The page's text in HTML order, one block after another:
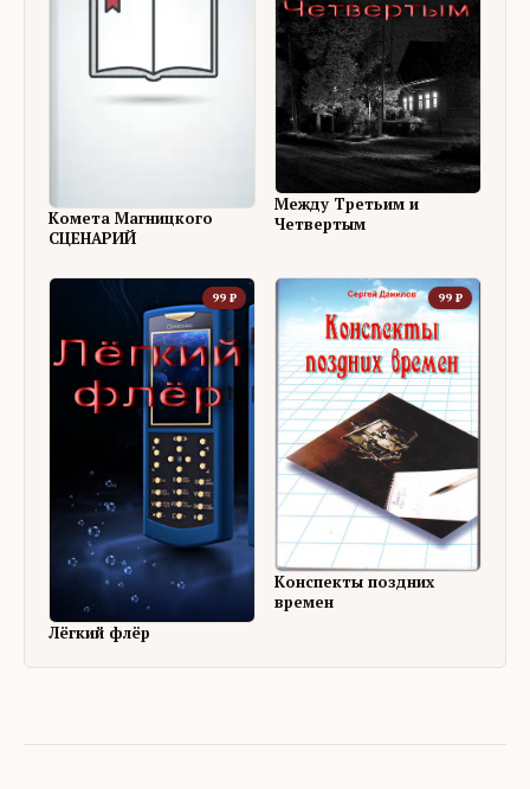
Комета Магницкого
СЦЕНАРИЙ
Между Третьим и
Четвертым
99 ₽
Лёгкий флёр
99 ₽
Конспекты поздних
времен